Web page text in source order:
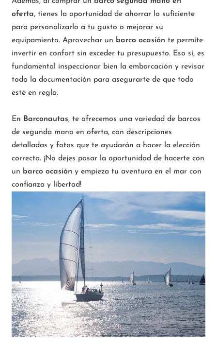
oferta, tienes la oportunidad de ahorrar lo suficiente
para personalizarlo a tu gusto o mejorar su
equipamiento. Aprovechar un barco ocasión te permite
invertir en confort sin exceder tu presupuesto. Eso sí, es
fundamental inspeccionar bien la embarcación y revisar
toda la documentación para asegurarte de que todo
esté en regla.
En Barconautas, te ofrecemos una variedad de barcos
de segunda mano en oferta, con descripciones
detalladas y fotos que te ayudarán a hacer la elección
correcta. ¡No dejes pasar la oportunidad de hacerte con
un barco ocasión y empieza tu aventura en el mar con
confianza y libertad!